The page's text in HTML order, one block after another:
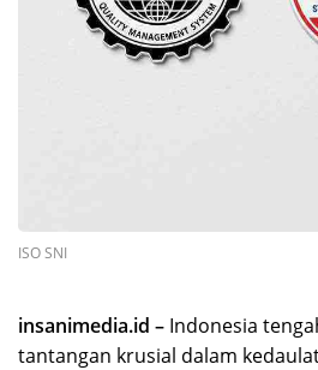
ISO SNI
insanimedia.id – Indonesia
tantangan krusial dalam